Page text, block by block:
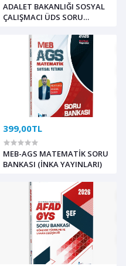
ADALET BAKANLIĞI SOSYAL
ÇALIŞMACI ÜDS SORU
399,00TL
MEB-AGS MATEMATİK SORU
BANKASI (İNKA YAYINLARI)